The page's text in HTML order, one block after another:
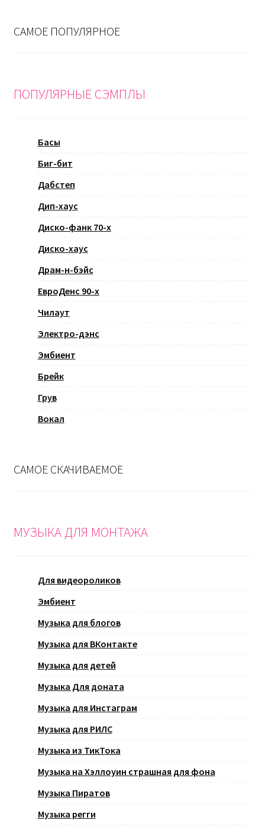
САМОЕ ПОПУЛЯРНОЕ
ПОПУЛЯРНЫЕ СЭМПЛЫ
Басы
Биг-бит
Дабстеп
Дип-хаус
Диско-фанк 70-х
Диско-хаус
Драм-н-бэйс
ЕвроДенс 90-х
Чилаут
Электро-дэнс
Эмбиент
Брейк
Грув
Вокал
САМОЕ СКАЧИВАЕМОЕ
МУЗЫКА ДЛЯ МОНТАЖА
Для видеороликов
Эмбиент
Музыка для блогов
Музыка для ВКонтакте
Музыка для детей
Музыка Для доната
Музыка для Инстаграм
Музыка для РИЛС
Музыка из ТикТока
Музыка на Хэллоуин страшная для фона
Музыка Пиратов
Музыка регги